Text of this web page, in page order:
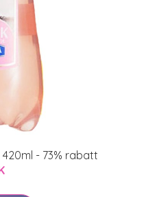
- 73% rabatt